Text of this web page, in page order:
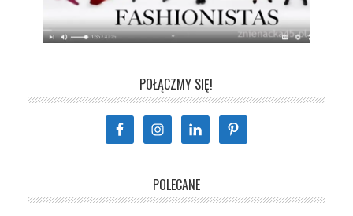
POŁĄCZMY SIĘ!
POLECANE